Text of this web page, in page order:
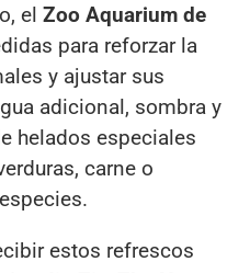
el Zoo Aquarium de
para reforzar la
y ajustar sus
adicional, sombra y
helados especiales
carne o
estos refrescos